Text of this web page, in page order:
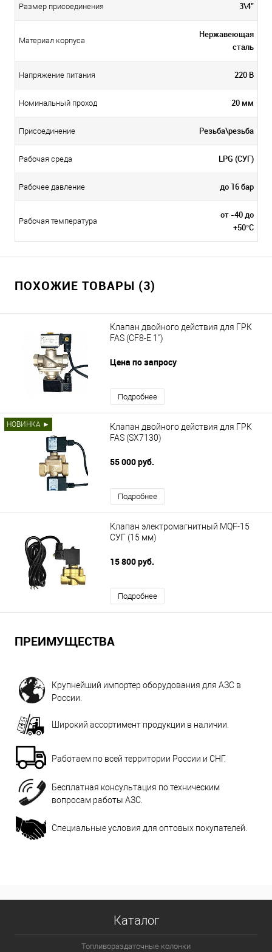
Размер присоединения 3\4"
Материал корпуса
Нержавеющая
сталь
Напряжение питания 220 В
Номинальный проход 20 мм
Присоединение Резьба\резьба
Рабочая среда LPG (СУГ)
Рабочее давление до 16 бар
Рабочая температура
от -40 до
+50°С
ПОХОЖИЕ ТОВАРЫ (3)
Клапан двойного действия для ГРК
FAS (CF8-E 1")
Цена по запросу
Подробнее
НОВИНКА ►
Клапан двойного действия для ГРК
FAS (SX7130)
55 000 руб.
Подробнее
Клапан электромагнитный MQF-15
СУГ (15 мм)
15 800 руб.
Подробнее
ПРЕИМУЩЕСТВА
Крупнейший импортер оборудования для АЗС в
России.
Широкий ассортимент продукции в наличии.
Работаем по всей территории России и СНГ.
Бесплатная консультация по техническим
вопросам работы АЗС.
Специальные условия для оптовых покупателей.
Каталог
Топливораздаточные колонки